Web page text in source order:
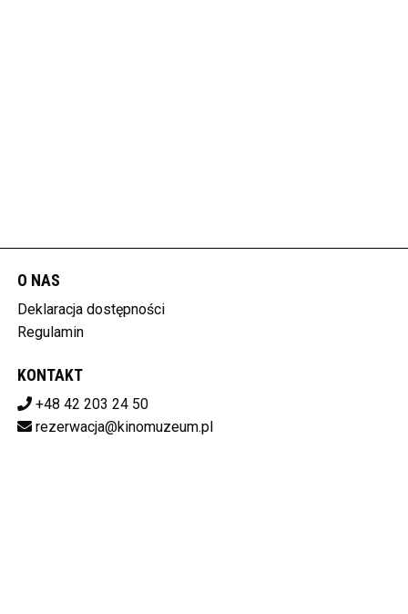
O NAS
Deklaracja dostępności
Regulamin
KONTAKT
+48 42 203 24 50
rezerwacja@kinomuzeum.pl